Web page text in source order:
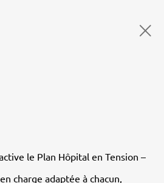
le Plan Hôpital en Tension –
charge adaptée à chacun,